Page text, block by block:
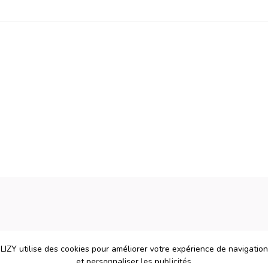
LIZY utilise des cookies pour améliorer votre expérience de navigation